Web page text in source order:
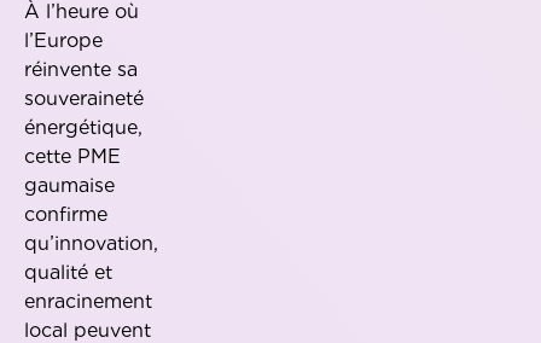
À l’heure où
l’Europe
réinvente sa
souveraineté
énergétique,
cette PME
gaumaise
confirme
qu’innovation,
qualité et
enracinement
local peuvent